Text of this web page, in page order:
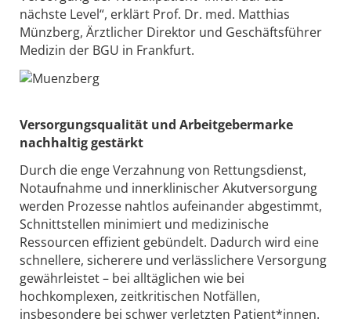
nächste Level“, erklärt Prof. Dr. med. Matthias
Münzberg, Ärztlicher Direktor und Geschäftsführer
Medizin der BGU in Frankfurt.
Versorgungsqualität und Arbeitgebermarke
nachhaltig gestärkt
Durch die enge Verzahnung von Rettungsdienst,
Notaufnahme und innerklinischer Akutversorgung
werden Prozesse nahtlos aufeinander abgestimmt,
Schnittstellen minimiert und medizinische
Ressourcen effizient gebündelt. Dadurch wird eine
schnellere, sicherere und verlässlichere Versorgung
gewährleistet – bei alltäglichen wie bei
hochkomplexen, zeitkritischen Notfällen,
insbesondere bei schwer verletzten Patient*innen.